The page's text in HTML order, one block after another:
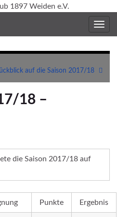
auf die Saison 2017/18
18 –
die Saison 2017/18 auf
Punkte Ergebnis